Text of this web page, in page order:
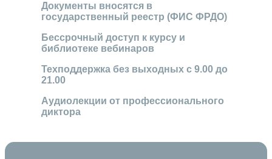
Документы вносятся в
государственный реестр (ФИС ФРДО)
Бессрочный доступ к курсу и
библиотеке вебинаров
Техподдержка без выходных с 9.00 до
21.00
Аудиолекции от профессионального
диктора